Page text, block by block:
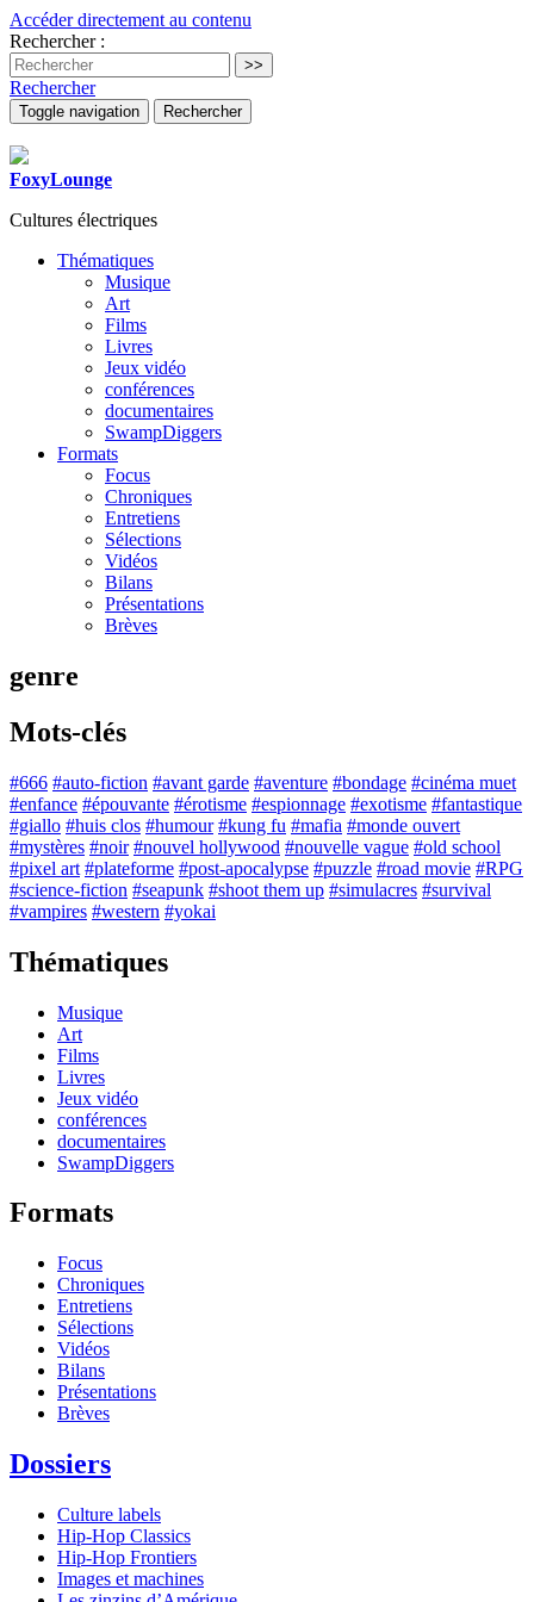
Accéder directement au contenu
Rechercher :
Rechercher
Toggle navigation Rechercher
FoxyLounge
Cultures électriques
Thématiques
Musique
Art
Films
Livres
Jeux vidéo
conférences
documentaires
SwampDiggers
Formats
Focus
Chroniques
Entretiens
Sélections
Vidéos
Bilans
Présentations
Brèves
genre
Mots-clés
#666 #auto-fiction #avant garde #aventure #bondage #cinéma muet
#enfance #épouvante #érotisme #espionnage #exotisme #fantastique
#giallo #huis clos #humour #kung fu #mafia #monde ouvert
#mystères #noir #nouvel hollywood #nouvelle vague #old school
#pixel art #plateforme #post-apocalypse #puzzle #road movie #RPG
#science-fiction #seapunk #shoot them up #simulacres #survival
#vampires #western #yokai
Thématiques
Musique
Art
Films
Livres
Jeux vidéo
conférences
documentaires
SwampDiggers
Formats
Focus
Chroniques
Entretiens
Sélections
Vidéos
Bilans
Présentations
Brèves
Dossiers
Culture labels
Hip-Hop Classics
Hip-Hop Frontiers
Images et machines